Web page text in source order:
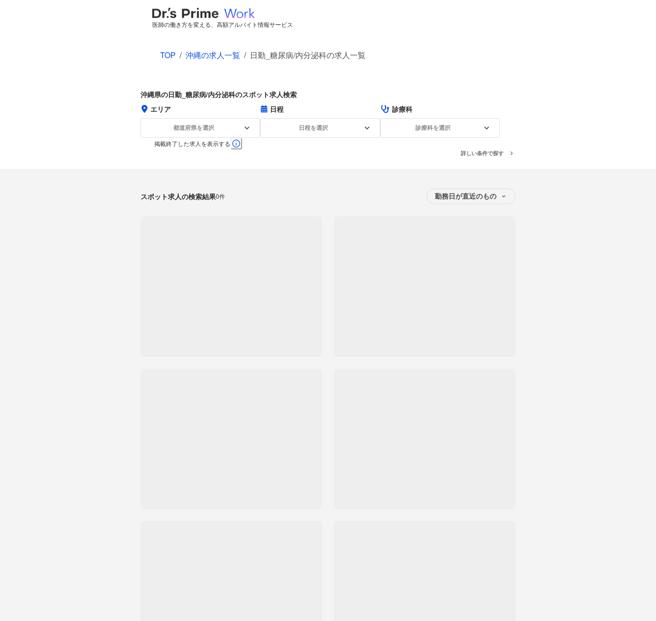
医師の働き方を変える、高額アルバイト情報サービス
TOP / 沖縄の求人一覧 / 日勤_糖尿病/内分泌科の求人一覧
沖縄県の日勤_糖尿病/内分泌科のスポット求人検索
エリア
都道府県を選択
日程
日程を選択
診療科
診療科を選択
掲載終了した求人を表示する
詳しい条件で探す
スポット求人の検索結果0件 勤務日が直近のもの